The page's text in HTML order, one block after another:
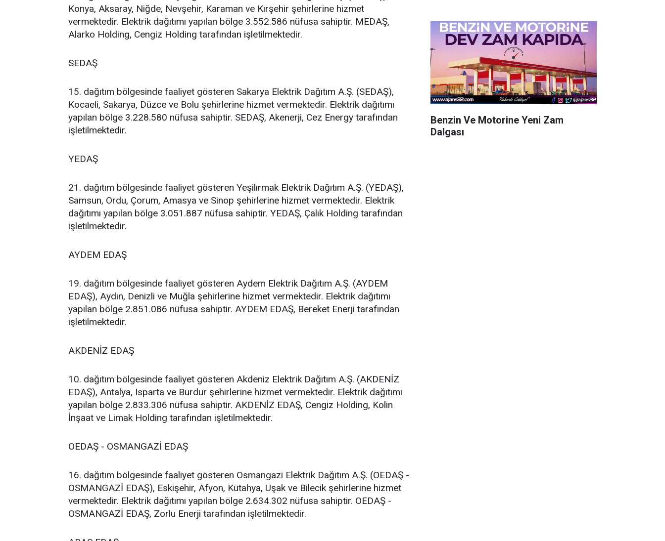
Konya, Aksaray, Niğde, Nevşehir, Karaman ve Kırşehir şehirlerine hizmet
vermektedir. Elektrik dağıtımı yapılan bölge 3.552.586 nüfusa sahiptir. MEDAŞ,
Alarko Holding, Cengiz Holding tarafından işletilmektedir.
SEDAŞ
15. dağıtım bölgesinde faaliyet gösteren Sakarya Elektrik Dağıtım A.Ş. (SEDAŞ),
Kocaeli, Sakarya, Düzce ve Bolu şehirlerine hizmet vermektedir. Elektrik dağıtımı
yapılan bölge 3.228.580 nüfusa sahiptir. SEDAŞ, Akenerji, Cez Energy tarafından
işletilmektedir.
YEDAŞ
21. dağıtım bölgesinde faaliyet gösteren Yeşilırmak Elektrik Dağıtım A.Ş. (YEDAŞ),
Samsun, Ordu, Çorum, Amasya ve Sinop şehirlerine hizmet vermektedir. Elektrik
dağıtımı yapılan bölge 3.051.887 nüfusa sahiptir. YEDAŞ, Çalık Holding tarafından
işletilmektedir.
AYDEM EDAŞ
19. dağıtım bölgesinde faaliyet gösteren Aydem Elektrik Dağıtım A.Ş. (AYDEM
EDAŞ), Aydın, Denizli ve Muğla şehirlerine hizmet vermektedir. Elektrik dağıtımı
yapılan bölge 2.851.086 nüfusa sahiptir. AYDEM EDAŞ, Bereket Enerji tarafından
işletilmektedir.
AKDENİZ EDAŞ
10. dağıtım bölgesinde faaliyet gösteren Akdeniz Elektrik Dağıtım A.Ş. (AKDENİZ
EDAŞ), Antalya, Isparta ve Burdur şehirlerine hizmet vermektedir. Elektrik dağıtımı
yapılan bölge 2.833.306 nüfusa sahiptir. AKDENİZ EDAŞ, Cengiz Holding, Kolin
İnşaat ve Limak Holding tarafından işletilmektedir.
OEDAŞ - OSMANGAZİ EDAŞ
16. dağıtım bölgesinde faaliyet gösteren Osmangazi Elektrik Dağıtım A.Ş. (OEDAŞ -
OSMANGAZİ EDAŞ), Eskişehir, Afyon, Kütahya, Uşak ve Bilecik şehirlerine hizmet
vermektedir. Elektrik dağıtımı yapılan bölge 2.634.302 nüfusa sahiptir. OEDAŞ -
OSMANGAZİ EDAŞ, Zorlu Enerji tarafından işletilmektedir.
Benzin Ve Motorine Yeni Zam
Dalgası